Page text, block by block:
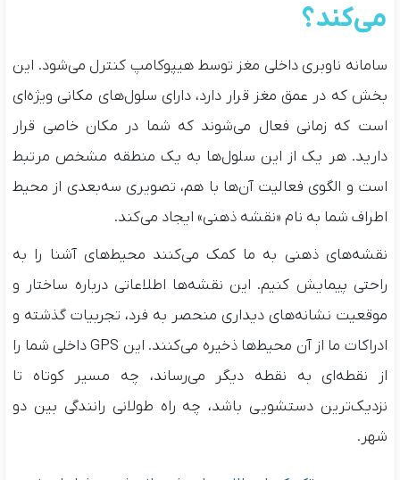
می‌کند؟
سامانه ناوبری داخلی مغز توسط هیپوکامپ کنترل می‌شود. این
بخش که در عمق مغز قرار دارد، دارای سلول‌های مکانی ویژه‌ای
است که زمانی فعال می‌شوند که شما در مکان خاصی قرار
دارید. هر یک از این سلول‌ها به یک منطقه مشخص مرتبط
است و الگوی فعالیت آن‌ها با هم، تصویری سه‌بعدی از محیط
اطراف شما به نام «نقشه ذهنی» ایجاد می‌کند.
نقشه‌های ذهنی به ما کمک می‌کنند محیط‌های آشنا را به
راحتی پیمایش کنیم. این نقشه‌ها اطلاعاتی درباره ساختار و
موقعیت نشانه‌های دیداری منحصر به فرد، تجربیات گذشته و
ادراکات ما از آن محیط‌ها ذخیره می‌کنند. این GPS داخلی شما را
از نقطه‌ای به نقطه دیگر می‌رساند، چه مسیر کوتاه تا
نزدیک‌ترین دستشویی باشد، چه راه طولانی رانندگی بین دو
شهر.